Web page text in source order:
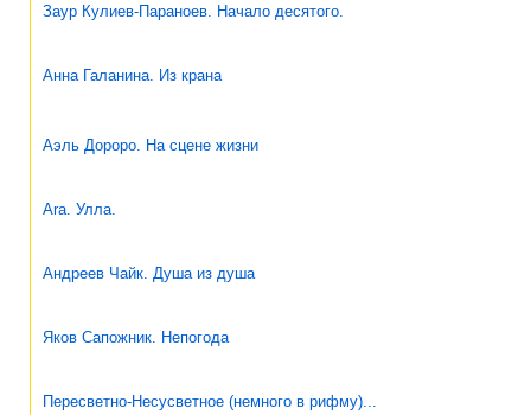
Заур Кулиев-Параноев. Начало десятого.
Анна Галанина. Из крана
Аэль Дороро. На сцене жизни
Ara. Улла.
Андреев Чайк. Душа из душа
Яков Сапожник. Непогода
Пересветно-Несусветное (немного в рифму)...